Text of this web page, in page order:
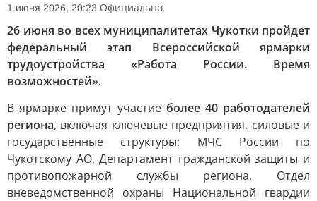
1 июня 2026, 20:23 Официально
26 июня во всех муниципалитетах Чукотки пройдет
федеральный этап Всероссийской ярмарки
трудоустройства «Работа России. Время
возможностей».
В ярмарке примут участие более 40 работодателей
региона, включая ключевые предприятия, силовые и
государственные структуры: МЧС России по
Чукотскому АО, Департамент гражданской защиты и
противопожарной службы региона, Отдел
вневедомственной охраны Национальной гвардии